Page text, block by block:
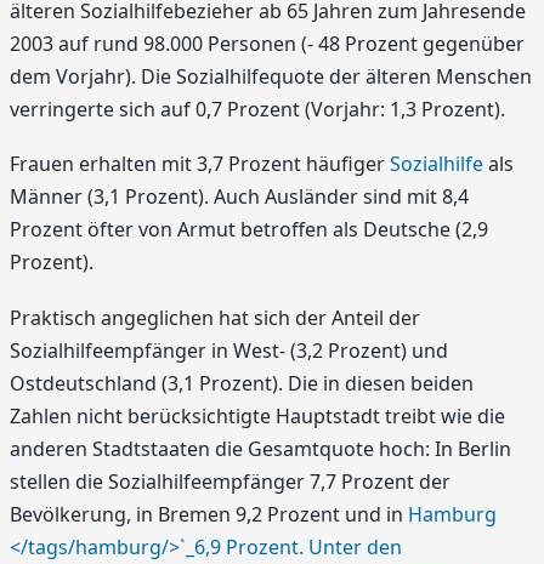
älteren Sozialhilfebezieher ab 65 Jahren zum Jahresende
2003 auf rund 98.000 Personen (- 48 Prozent gegenüber
dem Vorjahr). Die Sozialhilfequote der älteren Menschen
verringerte sich auf 0,7 Prozent (Vorjahr: 1,3 Prozent).
Frauen erhalten mit 3,7 Prozent häufigerSozialhilfeals
Männer (3,1 Prozent). Auch Ausländer sind mit 8,4
Prozent öfter von Armut betroffen als Deutsche (2,9
Prozent).
Praktisch angeglichen hat sich der Anteil der
Sozialhilfeempfänger in West- (3,2 Prozent) und
Ostdeutschland (3,1 Prozent). Die in diesen beiden
Zahlen nicht berücksichtigte Hauptstadt treibt wie die
anderen Stadtstaaten die Gesamtquote hoch: In Berlin
stellen die Sozialhilfeempfänger 7,7 Prozent der
Bevölkerung, in Bremen 9,2 Prozent und in Hamburg
</tags/hamburg/>`_6,9 Prozent. Unter den